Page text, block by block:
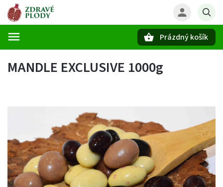
Prázdný košík
MANDLE EXCLUSIVE 1000g